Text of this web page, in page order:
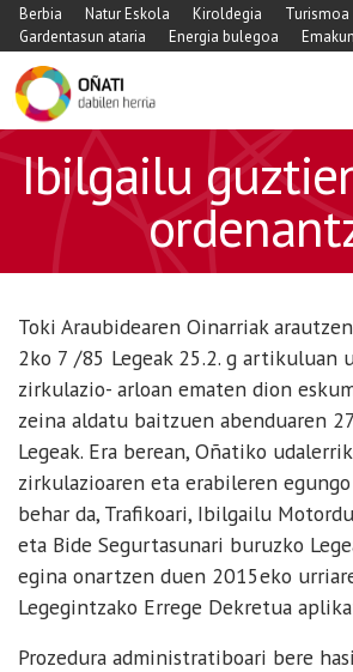
Berbia Natur Eskola Kiroldegia Turismoa
Gardentasun ataria
Energia bulegoa
Ibilgailu
Toki Araubidearen Oinarriak
2ko 7 /85 Legeak 25.2. g artikuluan
zirkulazio- arloan ematen dion
zeina aldatu baitzuen abenduaren
Legeak. Era berean, Oñatiko
zirkulazioaren eta erabileren
behar da, Trafikoari, Ibilgailu
eta Bide Segurtasunari buruzko
egina onartzen duen 2015eko
Legegintzako Errege Dekretua
Prozedura administratiboari bere